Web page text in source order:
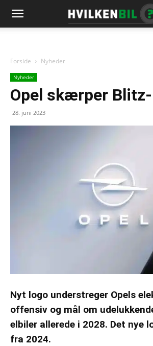
Forside Nyheder
Nyheder
Opel skærper
28. juni 2023
Nyt logo understreger Opels
offensiv og mål om
elbiler allerede i 2028. Det nye
fra 2024.